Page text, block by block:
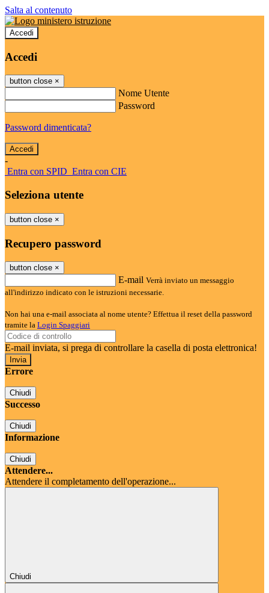
Salta al contenuto
Accedi
Accedi
button close ×
Nome Utente
Password
Password dimenticata?
-
Entra con SPID Entra con CIE
Seleziona utente
button close ×
Recupero password
button close ×
E-mail Verrà inviato un messaggio
all'indirizzo indicato con le istruzioni necessarie.
Non hai una e-mail associata al nome utente? Effettua il reset della password
tramite la Login Spaggiari
E-mail inviata, si prega di controllare la casella di posta elettronica!
Errore
Chiudi
Successo
Chiudi
Informazione
Chiudi
Attendere...
Attendere il completamento dell'operazione...
Chiudi